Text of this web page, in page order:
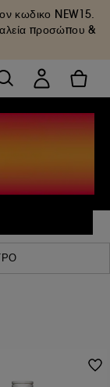
κωδικο NEW15.
προσώπου &